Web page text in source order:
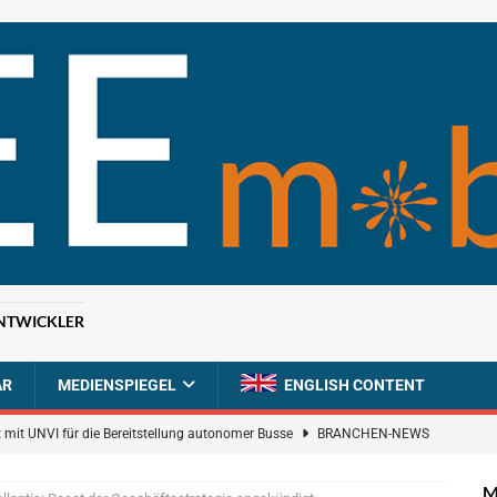
MEDIENSPIEGEL ENGLISH CONTENT
UNVI für die Bereitstellung autonomer Busse BRANCHEN-NEWS